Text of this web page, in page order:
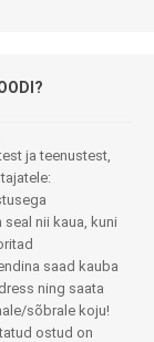
ja teenustest,
nii kaua, kuni
saad kauba
ning saata
sõbrale koju!
ostud on